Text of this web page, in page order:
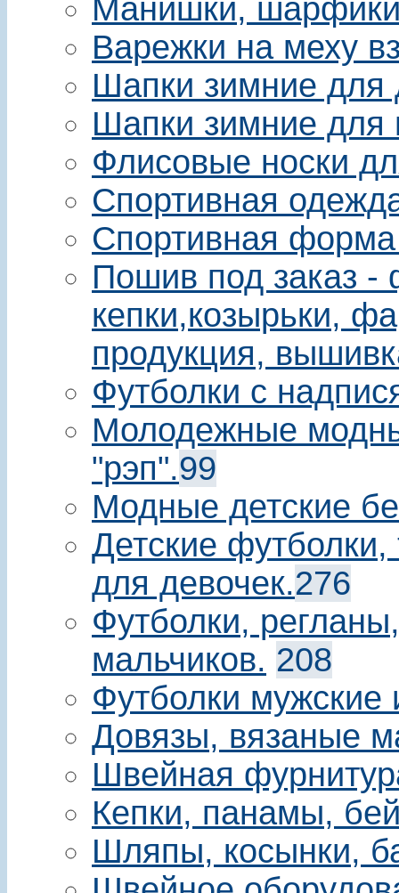
Манишки,
Варежки на меху
Шапки зимние для
Шапки зимние для
Флисовые носки
Спортивная
Спортивная
Пошив под заказ -
кепки,козырьки,
продукция,
Футболки с
Молодежные
"рэп".99
Модные детские
Детские
для девочек.276
Футболки,
мальчиков. 208
Футболки мужские
Довязы, вязаные
Швейная
Кепки, панамы,
Шляпы, косынки,